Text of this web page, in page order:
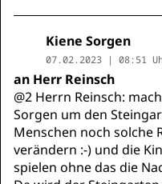
Kiene Sorgen
07.02.2023 | 08:51
an Herr Reinsch
@2 Herrn Reinsch:
Sorgen um den
Menschen noch solche
verändern :-) und die
spielen ohne das die